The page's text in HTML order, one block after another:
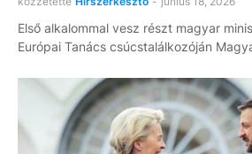
Első alkalommal vesz részt magyar
Európai Tanács csúcstalálkozóján